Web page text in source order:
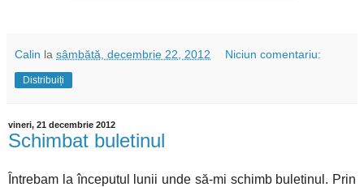
Calin la sâmbătă, decembrie 22, 2012 Niciun comentariu:
Distribuiți
vineri, 21 decembrie 2012
Schimbat buletinul
Întrebam la începutul lunii unde să-mi schimb buletinul. Prin